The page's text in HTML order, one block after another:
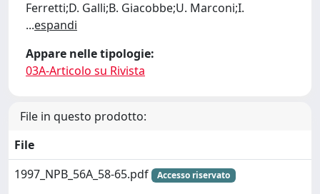
Ferretti;D. Galli;B. Giacobbe;U. Marconi;I.
...espandi
Appare nelle tipologie:
03A-Articolo su Rivista
File in questo prodotto:
File
1997_NPB_56A_58-65.pdf
Accesso riservato